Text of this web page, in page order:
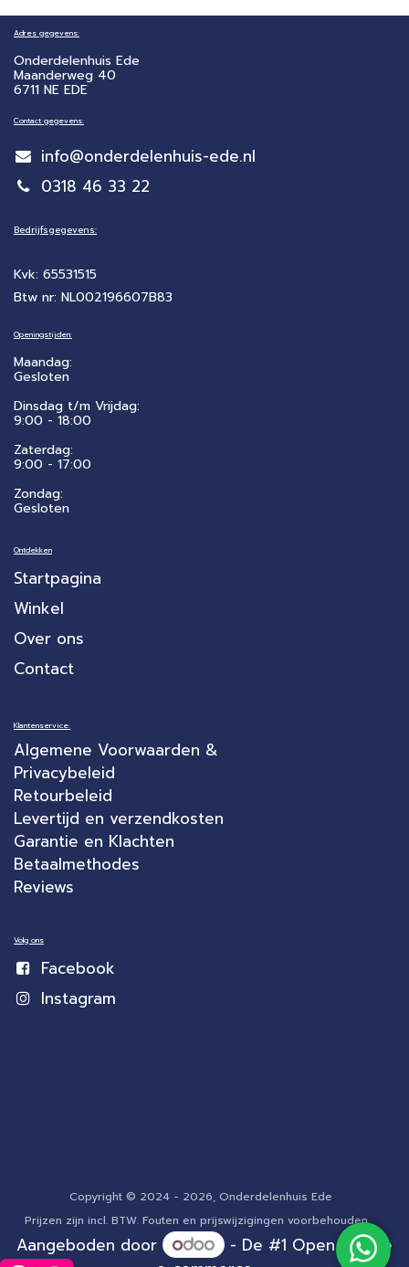
Adres gegevens:
Onderdelenhuis Ede
Maanderweg 40
6711 NE EDE
Contact gegevens:
info@onderdelenhuis-ede.nl
0318 46 33 22
Bedrijfsgegevens:
Kvk: 65531515
Btw nr: NL002196607B83
Openingstijden:
Maandag:
Gesloten
Dinsdag t/m Vrijdag:
9:00 - 18:00
Zaterdag:
​9:00 - 17:00
Zondag:
Gesloten
Ontdekken
Startpagina
Winkel
Over ons
Contact
Klantenservice:
Algemene Voorwaarden &
Privacybeleid
Retourbeleid
Levertijd en verzendkosten
Garantie en Klachten
Betaalmethodes
Reviews
Volg ons
Facebook
Instagram
Copyright © 2024 - 2026, Onderdelenhuis Ede
Prijzen zijn incl. BTW. Fouten en prijswijzigingen voorbehouden.
Aangeboden door - De #1 Open source